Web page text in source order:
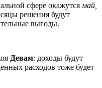
сфере окажутся май,
решения будут
выгоды.
Девам: доходы будут
расходов тоже будет